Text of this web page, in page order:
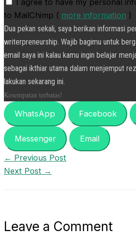
to MailChimp ( more information )
Dua pekan sekali, saya berikan informasi
writerpreneurship. Wajib bagimu untuk
email saya ini kalau kamu ingin belajar
sebagai ikthiar utama dalam menjemput
lakukan sekarang ini.
Kesempatan terbatas!
WhatsApp Facebook
Messenger
Email
← Previous Post
Next Post →
Leave a Comment